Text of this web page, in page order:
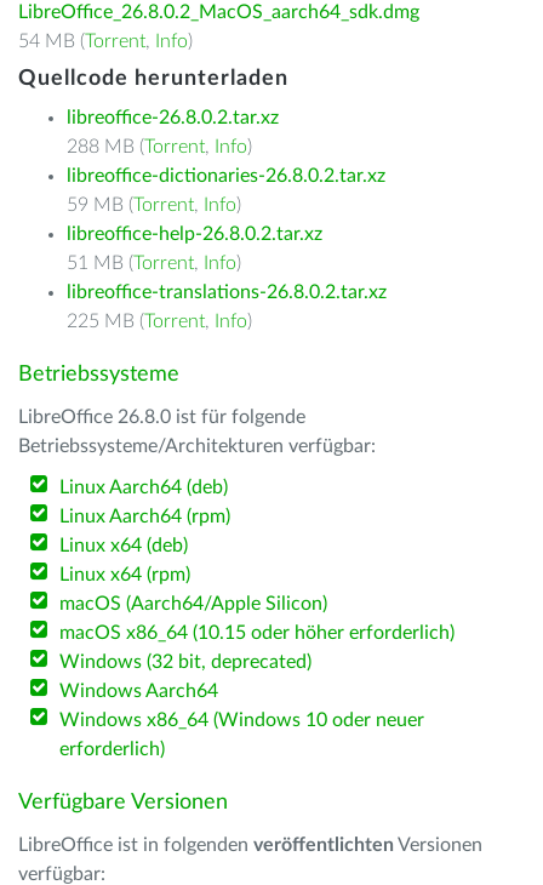
LibreOffice_26.8.0.2_MacOS_aarch64_sdk.dmg
54 MB (Torrent, Info)
Quellcode herunterladen
libreoffice-26.8.0.2.tar.xz
288 MB (Torrent, Info)
libreoffice-dictionaries-26.8.0.2.tar.xz
59 MB (Torrent, Info)
libreoffice-help-26.8.0.2.tar.xz
51 MB (Torrent, Info)
libreoffice-translations-26.8.0.2.tar.xz
225 MB (Torrent, Info)
Betriebssysteme
LibreOffice 26.8.0 ist für folgende
Betriebssysteme/Architekturen verfügbar:
Linux Aarch64 (deb)
Linux Aarch64 (rpm)
Linux x64 (deb)
Linux x64 (rpm)
macOS (Aarch64/Apple Silicon)
macOS x86_64 (10.15 oder höher erforderlich)
Windows (32 bit, deprecated)
Windows Aarch64
Windows x86_64 (Windows 10 oder neuer
erforderlich)
Verfügbare Versionen
LibreOffice ist in folgenden veröffentlichten Versionen
verfügbar: